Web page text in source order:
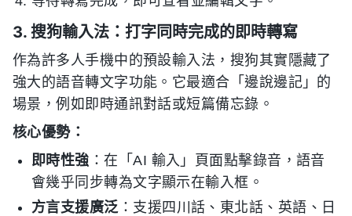
3. 搜狗輸入法：打字同時完成的即時轉寫
作為許多人手機中的預設輸入法，搜狗其實隱藏了
強大的語音轉文字功能。它最適合「邊說邊記」的
場景，例如即時通訊對話或短篇備忘錄。
核心優勢：
即時性強 ：在「AI 輸入」頁面點擊錄音，語音
會幾乎同步轉為文字顯示在輸入框。
方言支援廣泛：支援四川話、東北話、英語、日